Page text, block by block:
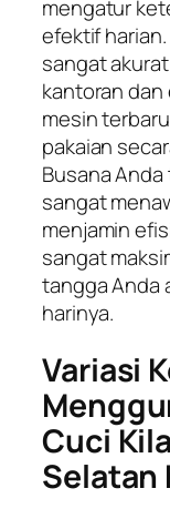
mengatur
efektif
sangat
kantoran
mesin
pakaian
Busana
sangat
menjamin
sangat
tangga Anda
harinya.
Variasi
Cuci
Selatan